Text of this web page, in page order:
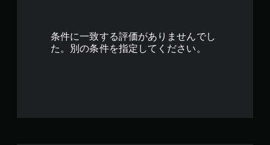
条件に一致する評価がありませんでし
た。別の条件を指定してください。